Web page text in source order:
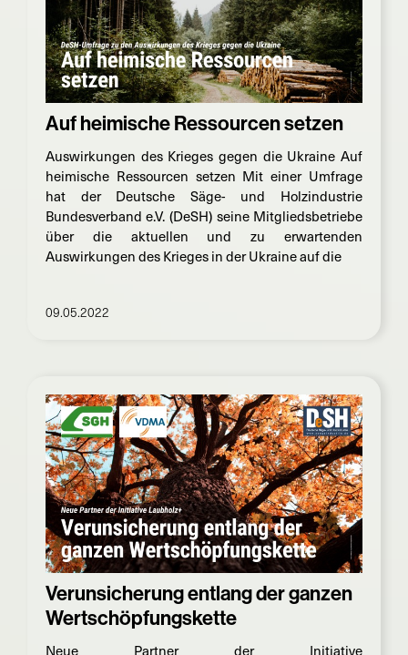
Auf heimische Ressourcen setzen
Auswirkungen des Krieges gegen die Ukraine Auf
heimische Ressourcen setzen Mit einer Umfrage
hat der Deutsche Säge- und Holzindustrie
Bundesverband e.V. (DeSH) seine Mitgliedsbetriebe
über die aktuellen und zu erwartenden
Auswirkungen des Krieges in der Ukraine auf die
09.05.2022
Verunsicherung entlang der ganzen
Wertschöpfungskette
Neue Partner der Initiative